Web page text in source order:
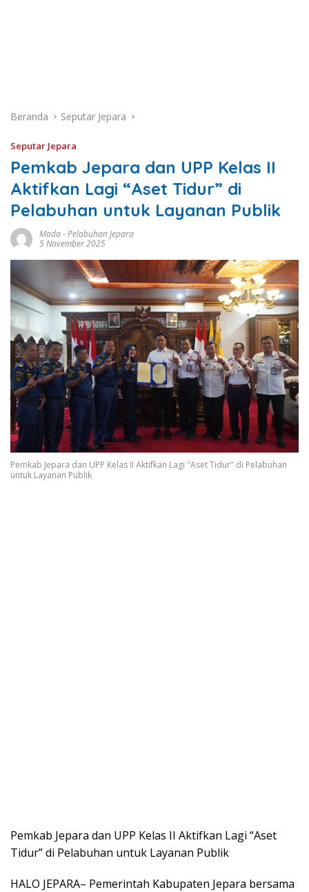
Beranda Seputar Jepara
Seputar Jepara
Pemkab Jepara dan UPP Kelas II
Aktifkan Lagi “Aset Tidur” di
Pelabuhan untuk Layanan Publik
Mada-Pelabuhan Jepara
5 November 2025
Pemkab Jepara dan UPP Kelas II Aktifkan Lagi "Aset Tidur" di Pelabuhan
untuk Layanan Publik
Pemkab Jepara dan UPP Kelas II Aktifkan Lagi “Aset
Tidur” di Pelabuhan untuk Layanan Publik
HALO JEPARA– Pemerintah Kabupaten Jepara bersama